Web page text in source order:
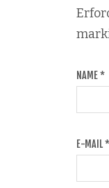
NAME*
E-MAIL*